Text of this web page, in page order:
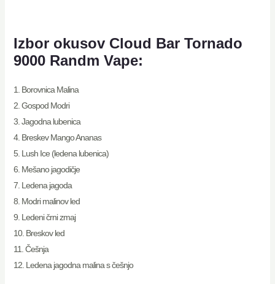
Izbor okusov Cloud Bar Tornado
9000 Randm Vape:
1. Borovnica Malina
2. Gospod Modri
3. Jagodna lubenica
4. Breskev Mango Ananas
5. Lush Ice (ledena lubenica)
6. Mešano jagodičje
7. Ledena jagoda
8. Modri malinov led
9. Ledeni črni zmaj
10. Breskov led
11. Češnja
12. Ledena jagodna malina s češnjo